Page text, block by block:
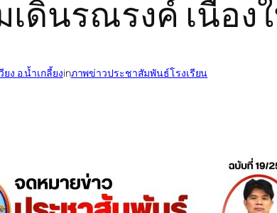
เดินรณรงค์ เนื่อ
ง อ.น้ำเกลี้ยงinภาพข่าวประชาสัมพันธ์โรงเรียน